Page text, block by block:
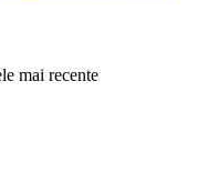
mai recente